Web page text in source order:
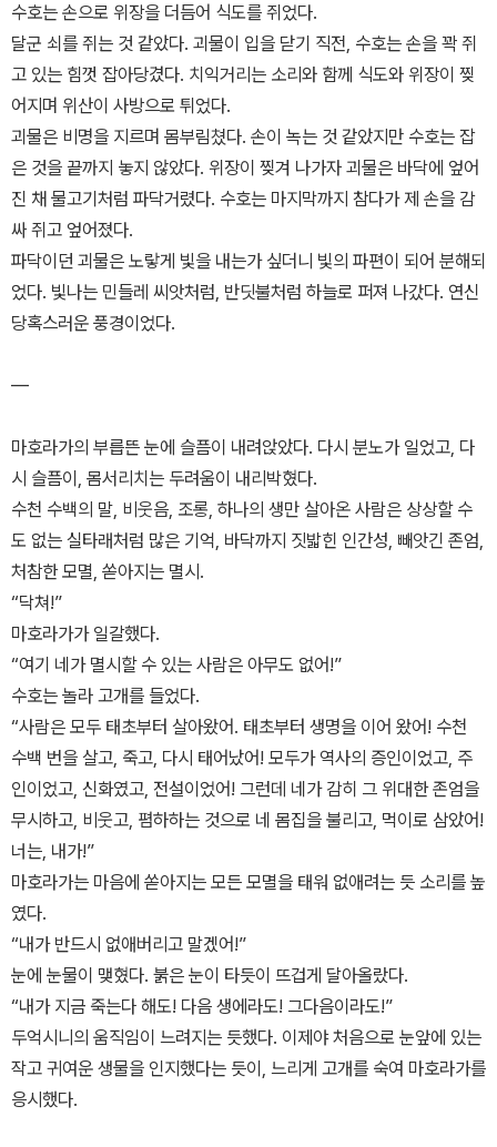
수호는 손으로 위장을 더듬어 식도를 쥐었다.
달군 쇠를 쥐는 것 같았다. 괴물이 입을 닫기 직전, 수호는 손을 꽉 쥐
고 있는 힘껏 잡아당겼다. 치익거리는 소리와 함께 식도와 위장이 찢
어지며 위산이 사방으로 튀었다.
괴물은 비명을 지르며 몸부림쳤다. 손이 녹는 것 같았지만 수호는 잡
은 것을 끝까지 놓지 않았다. 위장이 찢겨 나가자 괴물은 바닥에 엎어
진 채 물고기처럼 파닥거렸다. 수호는 마지막까지 참다가 제 손을 감
싸 쥐고 엎어졌다.
파닥이던 괴물은 노랗게 빛을 내는가 싶더니 빛의 파편이 되어 분해되
었다. 빛나는 민들레 씨앗처럼, 반딧불처럼 하늘로 퍼져 나갔다. 연신
당혹스러운 풍경이었다.
―
마호라가의 부릅뜬 눈에 슬픔이 내려앉았다. 다시 분노가 일었고, 다
시 슬픔이, 몸서리치는 두려움이 내리박혔다.
수천 수백의 말, 비웃음, 조롱, 하나의 생만 살아온 사람은 상상할 수
도 없는 실타래처럼 많은 기억, 바닥까지 짓밟힌 인간성, 빼앗긴 존엄,
처참한 모멸, 쏟아지는 멸시.
“닥쳐!”
마호라가가 일갈했다.
“여기 네가 멸시할 수 있는 사람은 아무도 없어!”
수호는 놀라 고개를 들었다.
“사람은 모두 태초부터 살아왔어. 태초부터 생명을 이어 왔어! 수천
수백 번을 살고, 죽고, 다시 태어났어! 모두가 역사의 증인이었고, 주
인이었고, 신화였고, 전설이었어! 그런데 네가 감히 그 위대한 존엄을
무시하고, 비웃고, 폄하하는 것으로 네 몸집을 불리고, 먹이로 삼았어!
너는, 내가!”
마호라가는 마음에 쏟아지는 모든 모멸을 태워 없애려는 듯 소리를 높
였다.
“내가 반드시 없애버리고 말겠어!”
눈에 눈물이 맺혔다. 붉은 눈이 타듯이 뜨겁게 달아올랐다.
“내가 지금 죽는다 해도! 다음 생에라도! 그다음이라도!”
두억시니의 움직임이 느려지는 듯했다. 이제야 처음으로 눈앞에 있는
작고 귀여운 생물을 인지했다는 듯이, 느리게 고개를 숙여 마호라가를
응시했다.